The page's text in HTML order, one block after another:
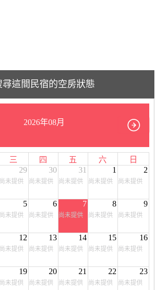
尋這間民宿的空房狀態
2026年08月
三 四 五 六
日
29
尚未提供
30
尚未提供
31
尚未提供
1
尚未提供
2
尚未提供
5
尚未提供
6
尚未提供
7
尚未提供
8
尚未提供
9
尚未提供
12
尚未提供
13
尚未提供
14
尚未提供
15
尚未提供
16
尚未提供
19
尚未提供
20
尚未提供
21
尚未提供
22
尚未提供
23
尚未提供